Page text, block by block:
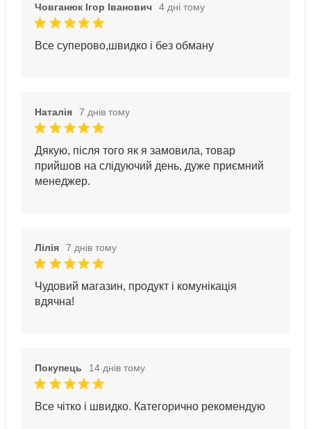
Човганюк Ігор Іванович 4 дні тому
Все суперово,швидко і без обману
Наталія 7 днів тому
Дякую, після того як я замовила, товар
прийшов на слідуючий день, дуже приємний
менеджер.
Лілія 7 днів тому
Чудовий магазин, продукт і комунікація
вдячна!
Покупець 14 днів тому
Все чітко і швидко. Категорично рекомендую